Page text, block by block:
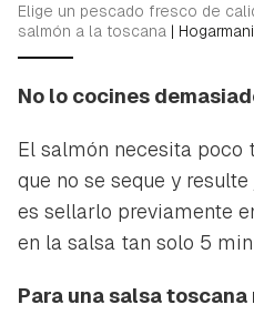
Elige un pescado fresco de
salmón a la toscana |
No lo cocines
El salmón necesita
que no se seque y
es sellarlo previamente
en la salsa tan solo 5
Para una salsa